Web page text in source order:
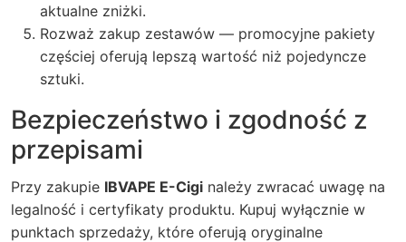
aktualne zniżki.
Rozważ zakup zestawów — promocyjne pakiety
częściej oferują lepszą wartość niż pojedyncze
sztuki.
Bezpieczeństwo i zgodność z
przepisami
Przy zakupie IBVAPE E-Cigi należy zwracać uwagę na
legalność i certyfikaty produktu. Kupuj wyłącznie w
punktach sprzedaży, które oferują oryginalne